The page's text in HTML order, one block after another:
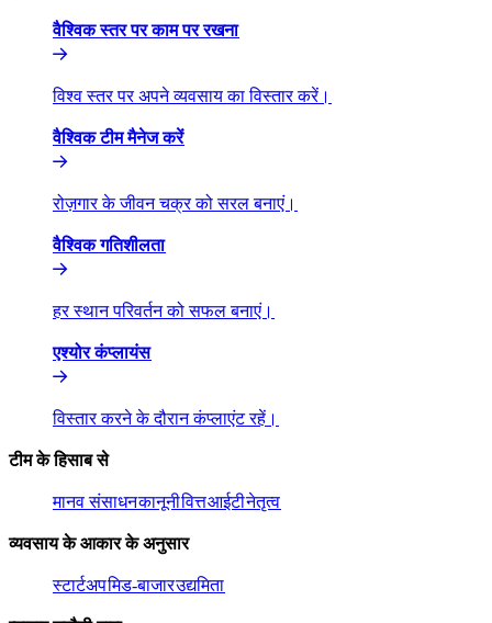
वैश्विक स्तर पर काम पर रखना​​
विश्व स्तर पर अपने व्यवसाय का विस्तार करें।​​
वैश्विक टीम मैनेज करें​​
रोज़गार के जीवन चक्र को सरल बनाएं।​​
वैश्विक गतिशीलता​​
हर स्थान परिवर्तन को सफल बनाएं।​​
एश्योर कंप्लायंस​​
विस्तार करने के दौरान कंप्लाएंट रहें।​​
टीम के हिसाब से​​
मानव संसाधन​​कानूनी​​वित्त​​आईटी​​नेतृत्व​​
व्यवसाय के आकार के अनुसार​​
स्टार्टअप​​मिड-बाजार​​उद्यमिता​​